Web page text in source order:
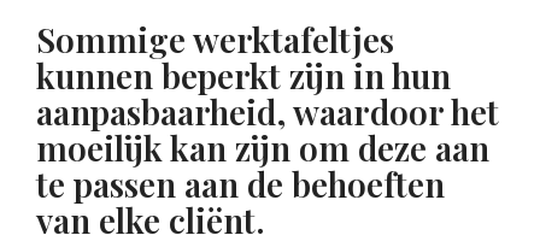
Sommige werktafeltjes
kunnen beperkt zijn in hun
aanpasbaarheid, waardoor het
moeilijk kan zijn om deze aan
te passen aan de behoeften
van elke cliënt.